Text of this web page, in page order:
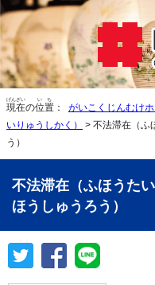
現在
げんざい
の位置
いち
： がいこくじんむけ
いりゅうしかく）
> 不法滞在（ふ
う）
不法滞在（ふほうた
ほうしゅうろう）